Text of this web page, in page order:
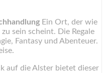
Ein Ort, der wie
sein scheint. Die Regale
Fantasy und Abenteuer.
auf die Alster bietet dieser